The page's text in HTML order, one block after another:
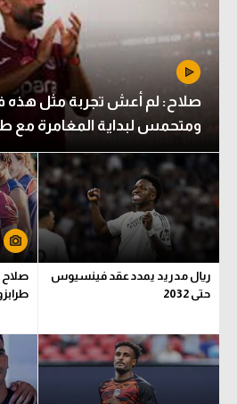
صلاح: لم أعش تجربة مثل هذه
ومتحمس لبداية المغامرة مع
ريال مدريد يمدد عقد فينسيوس
حتى 2032
صلاح